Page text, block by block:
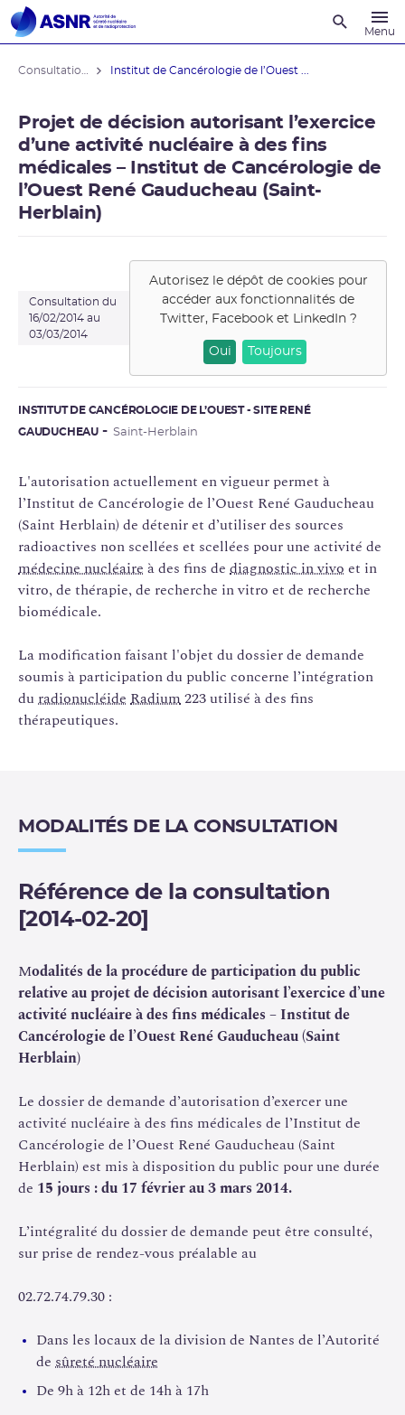
Menu
Institut de Cancérologie de l’Ouest ...
Projet de décision autorisant l’exercice
d’une activité nucléaire à des fins
médicales – Institut de Cancérologie de
l’Ouest René Gauducheau (Saint-
Herblain)
Consultation du
16/02/2014 au
03/03/2014
Autorisez le dépôt de cookies pour
accéder aux fonctionnalités de
Twitter, Facebook et LinkedIn?
Oui Toujours
INSTITUT DE CANCÉROLOGIE DE L’OUEST - SITE RENÉ
GAUDUCHEAU
Saint-Herblain
L'autorisation actuellement en vigueur permet à
l’Institut de Cancérologie de l’Ouest René Gauducheau
(Saint Herblain) de détenir et d’utiliser des sources
radioactives non scellées et scellées pour une activité de
médecine nucléaire à des fins de diagnostic in vivo et in
vitro, de thérapie, de recherche in vitro et de recherche
biomédicale.
La modification faisant l'objet du dossier de demande
soumis à participation du public concerne l’intégration
duradionucléide Radium223 utilisé à des fins
thérapeutiques.
MODALITÉS DE LA CONSULTATION
Référence de la consultation
[2014-02-20]
Modalités de la procédure de participation du public
relative au projet de décision autorisant l’exercice d’une
activité nucléaire à des fins médicales – Institut de
Cancérologie de l’Ouest René Gauducheau (Saint
Herblain)
Le dossier de demande d’autorisation d’exercer une
activité nucléaire à des fins médicales de l’Institut de
Cancérologie de l’Ouest René Gauducheau (Saint
Herblain) est mis à disposition du public pour une durée
de 15 jours : du 17 février au 3 mars 2014.
L’intégralité du dossier de demande peut être consulté,
sur prise de rendez-vous préalable au
02.72.74.79.30 :
Dans les locaux de la division de Nantes de l’Autorité
de sûreté nucléaire
De 9h à 12h et de 14h à 17h